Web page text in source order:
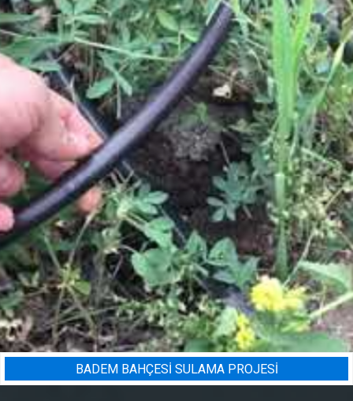
BADEM BAHÇESI SULAMA PROJESI